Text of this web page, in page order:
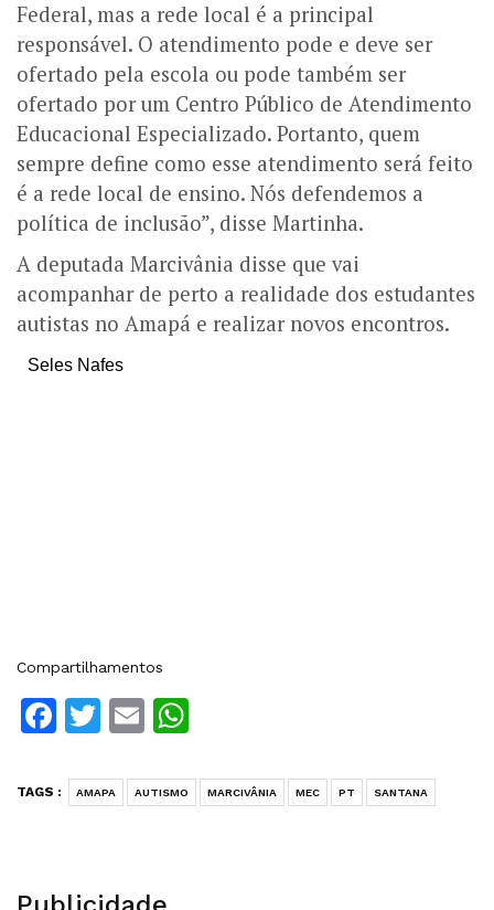
Federal, mas a rede local é a principal
responsável. O atendimento pode e deve ser
ofertado pela escola ou pode também ser
ofertado por um Centro Público de Atendimento
Educacional Especializado. Portanto, quem
sempre define como esse atendimento será feito
é a rede local de ensino. Nós defendemos a
política de inclusão”, disse Martinha.
A deputada Marcivânia disse que vai
acompanhar de perto a realidade dos estudantes
autistas no Amapá e realizar novos encontros.
Seles Nafes
Compartilhamentos
Facebook
Twitter
Email
TAGS : AMAPA AUTISMO MARCIVÂNIA MEC PT SANTANA